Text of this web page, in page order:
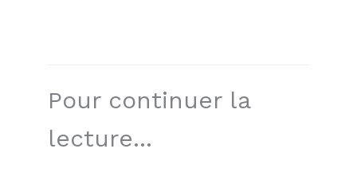
Pour continuer la
lecture...